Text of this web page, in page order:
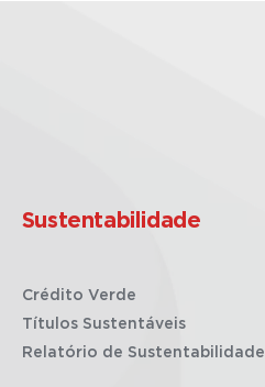
Sustentabilidade
Crédito Verde
Títulos Sustentáveis
Relatório de Sustentabilidade